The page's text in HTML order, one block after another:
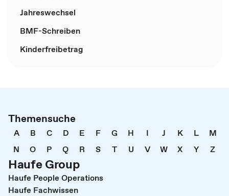
Jahreswechsel
BMF-Schreiben
Kinderfreibetrag
Themensuche
A B C D E F G H I J K L
M
N
O P Q R S T U V W X Y Z
Haufe Group
Haufe People Operations
Haufe Fachwissen